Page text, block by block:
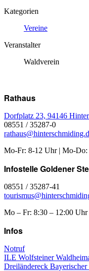
Kategorien
Vereine
Veranstalter
Waldverein
Rathaus
Dorfplatz 23, 94146
08551 / 35287-0
Mo-Fr: 8-12 Uhr | Mo-
Infostelle Goldener
08551 / 35287-41
Mo – Fr: 8:30 – 12:00 Uhr
Infos
Notruf
ILE Wolfsteiner
Dreiländereck Bayerischer